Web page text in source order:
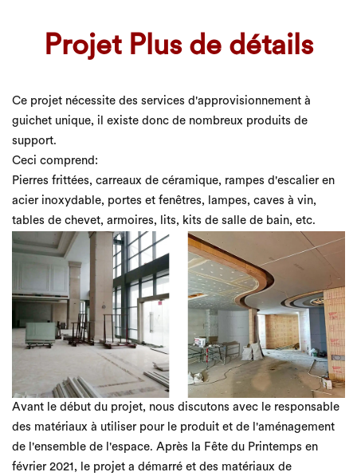
Projet Plus de détails
Ce projet nécessite des services d'approvisionnement à
guichet unique, il existe donc de nombreux produits de
support.
Ceci comprend:
Pierres frittées, carreaux de céramique, rampes d'escalier en
acier inoxydable, portes et fenêtres, lampes, caves à vin,
tables de chevet, armoires, lits, kits de salle de bain, etc.
Avant le début du projet, nous discutons avec le responsable
des matériaux à utiliser pour le produit et de l'aménagement
de l'ensemble de l'espace. Après la Fête du Printemps en
février 2021, le projet a démarré et des matériaux de